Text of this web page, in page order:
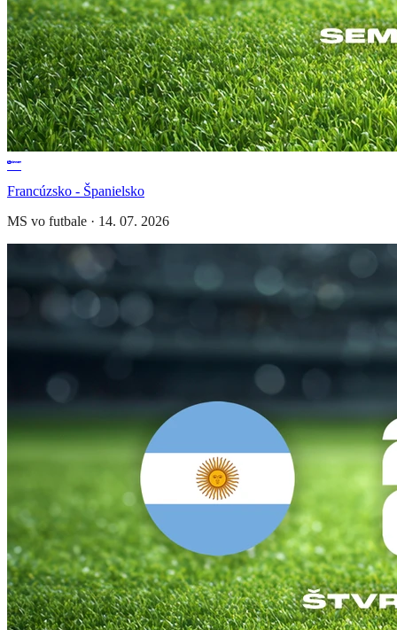
Francúzsko - Španielsko
MS vo futbale · 14. 07. 2026